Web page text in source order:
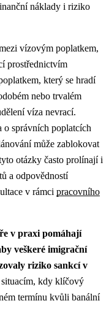
náklady i riziko
vízovým poplatkem,
prostřednictvím
který se hradí
nebo trvalém
víza nevrací.
o správních poplatcích
může zablokovat
otázky často prolínají i
a odpovědností
v rámci pracovního
v praxi pomáhají
veškeré imigrační
riziko sankcí v
situacím, kdy klíčový
termínu kvůli banální